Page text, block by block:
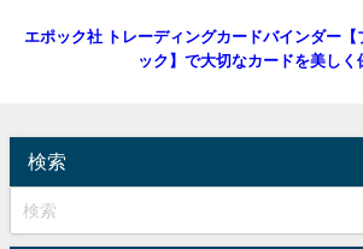
エポック社 トレーディングカードバインダー【
ック】で大切なカードを美しく
検索